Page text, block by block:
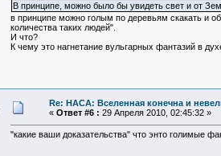
В принципе, можно было бы увидеть свет и от
в принципе можно голым по деревьям скакать и
количества таких людей".
И что?
К чему это нагнетание вульгарных фантазий в
Re: НАСА: Вселенная конечна и
« Ответ #6 : 29 Апреля 2010, 02:45:32 »
"какие ваши доказательства" что энто голимые